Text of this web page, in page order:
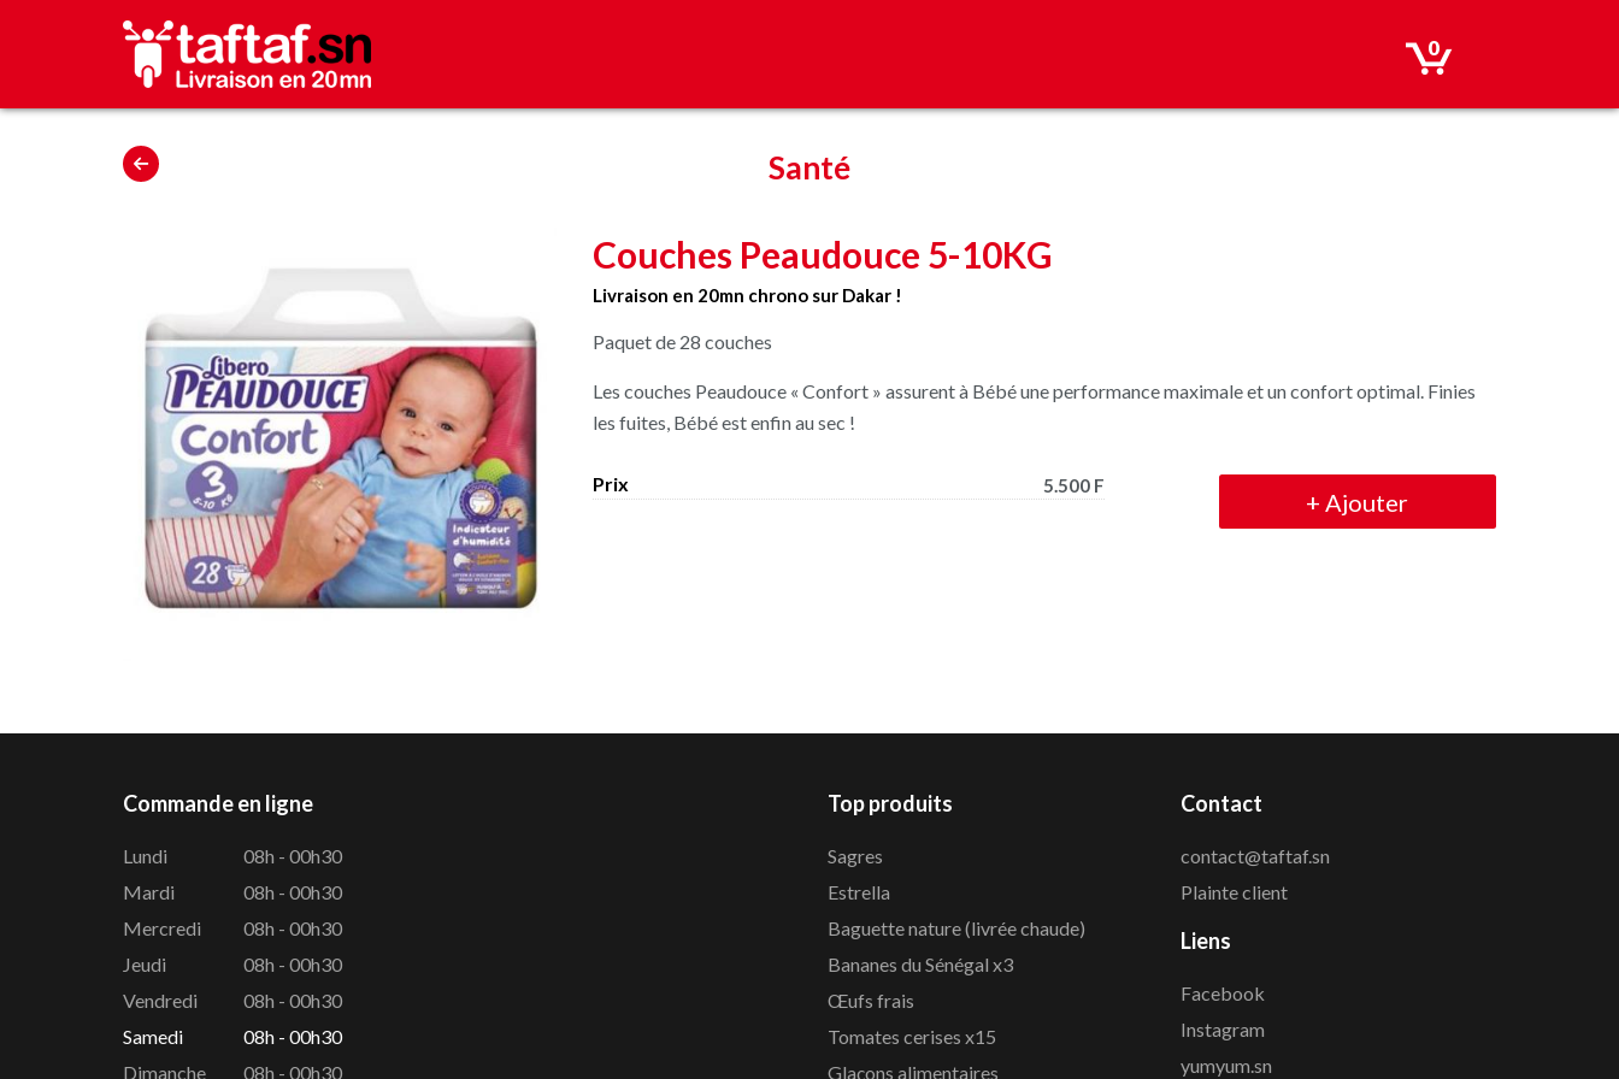
0
Santé
Couches Peaudouce 5-10KG
Livraison en 20mn chrono sur Dakar !
Paquet de 28 couches
Les couches Peaudouce « Confort » assurent à Bébé une performance maximale et un confort optimal. Finies
les fuites, Bébé est enfin au sec !
Prix 5.500 F
+ Ajouter
Commande en ligne
Lundi
08h - 00h30
Mardi
08h - 00h30
Mercredi
08h - 00h30
Jeudi
08h - 00h30
Vendredi
08h - 00h30
Samedi
08h - 00h30
Dimanche
08h - 00h30
Top produits
Sagres
Estrella
Baguette nature (livrée chaude)
Bananes du Sénégal x3
Œufs frais
Tomates cerises x15
Glaçons alimentaires
Contact
contact@taftaf.sn
Plainte client
Liens
Facebook
Instagram
yumyum.sn